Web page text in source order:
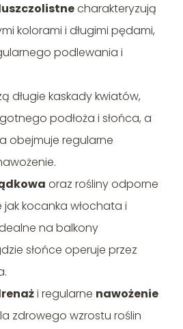
charakteryzują
kolorami i długimi pędami,
podlewania i
długie kaskady kwiatów,
podłoża i słońca, a
obejmuje regularne
oraz rośliny odporne
jak kocanka włochata i
na balkony
słońce operuje przez
i regularne nawożenie
zdrowego wzrostu roślin